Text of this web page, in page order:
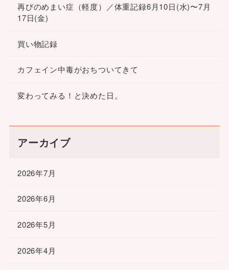
再びのめまい症（軽度）／体重記録6月10日(水)〜7月
17日(金)
買い物記録
カフェイン中毒がおちついてきて
変わってみる！と決めた日。
アーカイブ
2026年7月
2026年6月
2026年5月
2026年4月